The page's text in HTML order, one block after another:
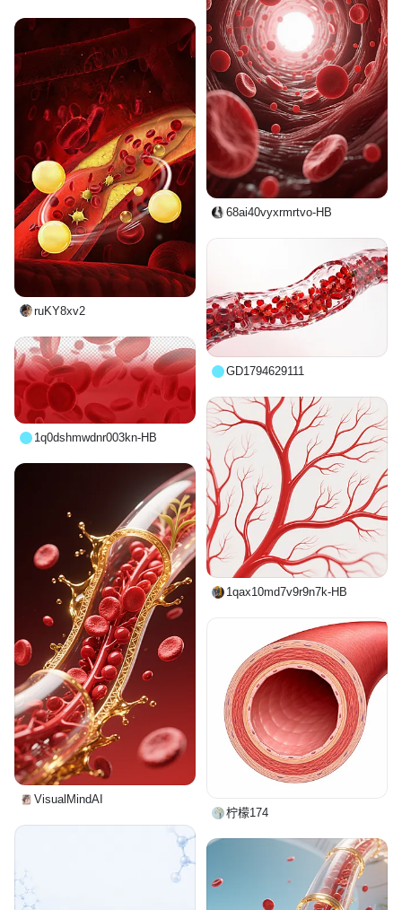
68ai40vyxrmrtvo-HB
ruKY8xv2
GD1794629111
1q0dshmwdnr003kn-HB
1qax10md7v9r9n7k-HB
VisualMindAI
柠檬174